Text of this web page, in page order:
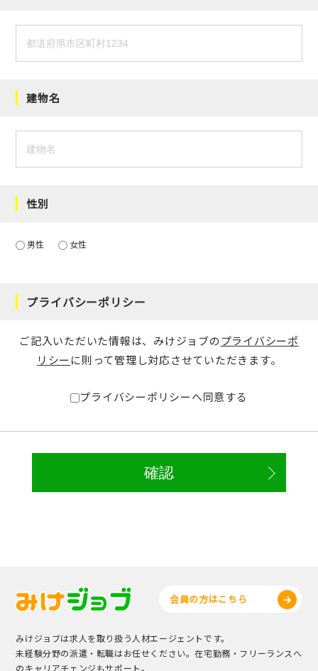
建物名
性別
男性 女性
プライバシーポリシー
ご記入いただいた情報は、みけジョブのプライバシーポ
リシー に則って管理し対応させていただきます。
プライバシーポリシーへ同意する
会員の方はこちら
みけジョブは求人を取り扱う人材エージェントです。
未経験分野の派遣・転職はお任せください。在宅勤務・フリーランスへ
のキャリアチェンジもサポート。